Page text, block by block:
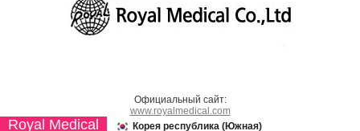
Официальный сайт:
www.royalmedical.com
Royal Medical Корея республика (Южная)